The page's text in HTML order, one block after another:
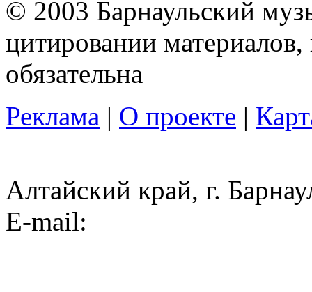
© 2003 Барнаульский
цитировании
обязательна
Реклама | О проекте |
Алтайский край, г.
E-mail: